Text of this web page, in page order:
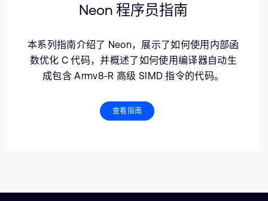
Neon 程序员指南
本系列指南介绍了 Neon，展示了如何使用内部函
数优化 C 代码，并概述了如何使用编译器自动生
成包含 Armv8-R 高级 SIMD 指令的代码。
查看指南